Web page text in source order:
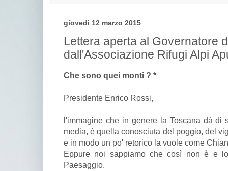
giovedì 12 marzo 2015
Lettera aperta al Governatore
dall'Associazione Rifugi Alpi
Che sono quei monti ? *
Presidente Enrico Rossi,
l'immagine che in genere la Toscana dà di
media, è quella conosciuta del poggio, del
e in modo un po' retorico la vuole come
Eppure noi sappiamo che così non è e
Paesaggio.